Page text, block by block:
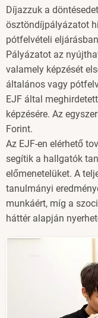
Díjazzuk a
ösztöndíjpályázatot
pótfelvételi
Pályázatot az
valamely képzését
általános vagy
EJF által
képzésére. Az
Forint.
Az EJF-en elérhető
segítik a hallgatók
előmenetelüket. A
tanulmányi
munkáért, míg a
háttér alapján